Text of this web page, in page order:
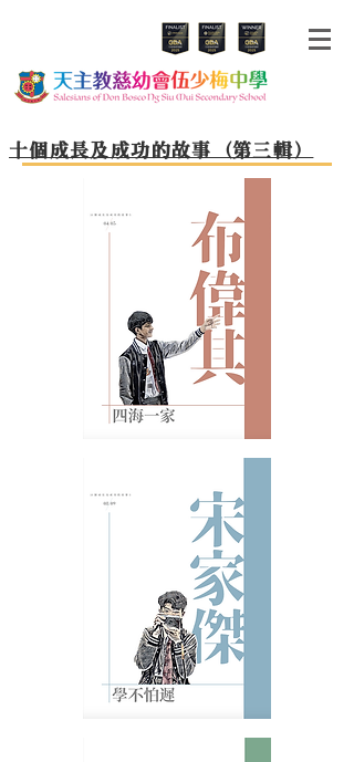
十個成長及成功的故事（第三輯）